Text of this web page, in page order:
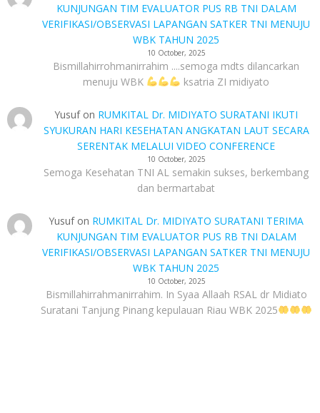
KUNJUNGAN TIM EVALUATOR PUS RB TNI DALAM
VERIFIKASI/OBSERVASI LAPANGAN SATKER TNI MENUJU
WBK TAHUN 2025
10 October, 2025
Bismillahirrohmanirrahim ....semoga mdts dilancarkan
menuju WBK
ksatria ZI midiyato
Yusufon RUMKITAL Dr. MIDIYATO SURATANI IKUTI
SYUKURAN HARI KESEHATAN ANGKATAN LAUT SECARA
SERENTAK MELALUI VIDEO CONFERENCE
10 October, 2025
Semoga Kesehatan TNI AL semakin sukses, berkembang
dan bermartabat
Yusufon RUMKITAL Dr. MIDIYATO SURATANI TERIMA
KUNJUNGAN TIM EVALUATOR PUS RB TNI DALAM
VERIFIKASI/OBSERVASI LAPANGAN SATKER TNI MENUJU
WBK TAHUN 2025
10 October, 2025
Bismillahirrahmanirrahim. In Syaa Allaah RSAL dr Midiato
Suratani Tanjung Pinang kepulauan Riau WBK 2025